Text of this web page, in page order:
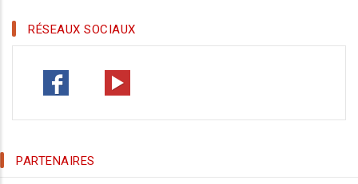
RÉSEAUX SOCIAUX
PARTENAIRES